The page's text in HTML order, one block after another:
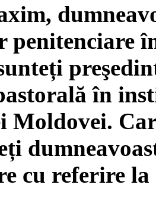
în
cu referire